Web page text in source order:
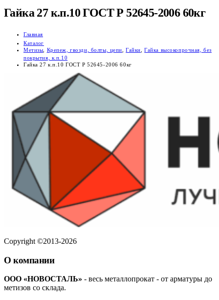
Гайка 27 к.п.10 ГОСТ Р 52645-2006 60кг
Главная
Каталог
Метизы
Крепеж, гвозди, болты, цепи ,Гайки ,Гайка высокопрочная, без
покрытия, к.п.10
Гайка 27 к.п.10 ГОСТ Р 52645-2006 60кг
Copyright ©2013-2026
О компании
ООО «НОВОСТАЛЬ» - весь металлопрокат - от арматуры до
метизов со склада.